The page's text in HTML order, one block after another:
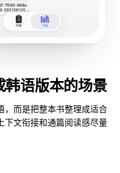
韩语版本的场景
，而是把整本书整理成适合
下文衔接和通篇阅读感尽量